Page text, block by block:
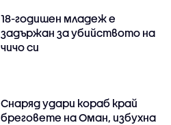
18-годишен младеж е
задържан за убийството на
чичо си
Снаряд удари кораб край
бреговете на Оман, избухна